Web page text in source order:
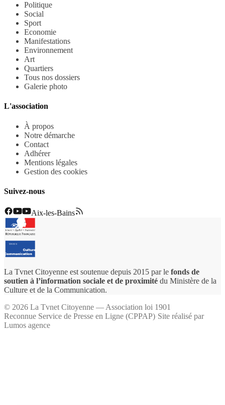
Politique
Social
Sport
Economie
Manifestations
Environnement
Art
Quartiers
Tous nos dossiers
Galerie photo
L'association
À propos
Notre démarche
Contact
Adhérer
Mentions légales
Gestion des cookies
Suivez-nous
Aix-les-Bains
La Tvnet Citoyenne est soutenue depuis 2015 par le fonds de
soutien à l’information sociale et de proximité du Ministère de la
Culture et de la Communication.
© 2026 La Tvnet Citoyenne — Association loi 1901
Reconnue Service de Presse en Ligne (CPPAP)·Site réalisé par
Lumos agence